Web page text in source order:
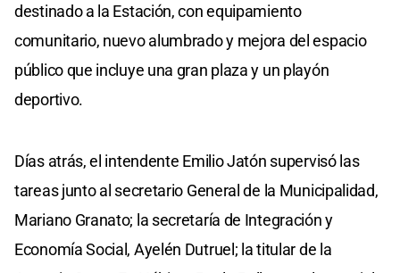
destinado a la Estación, con equipamiento
comunitario, nuevo alumbrado y mejora del espacio
público que incluye una gran plaza y un playón
deportivo.
Días atrás, el intendente Emilio Jatón supervisó las
tareas junto al secretario General de la Municipalidad,
Mariano Granato; la secretaría de Integración y
Economía Social, Ayelén Dutruel; la titular de la